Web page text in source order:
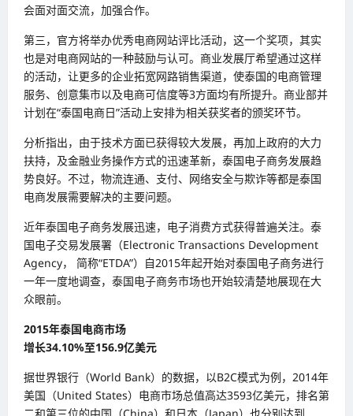
会面对面交流，加强合作。
第三，官方将举办优秀电商网站评比活动，这一个奖项，其实
也是对电商网站的一种鼓励与认可。商业发展厅希望通过这样
的活动，让更多的企业拓宽网路销售渠道，使泰国的电商管理
服务、创意集市以及电商可信度等3方面均有所提升。商业部并
计划在“泰国电商日”活动上安排为相关获奖者的颁奖环节。
分析指出，由于技术方面已获得较大发展，再加上政府的大力
扶持，及金融业务操作方式的迅速革新，泰国电子商务发展趋
势良好。不过，物流连通、支付、网络安全与欺诈等都是泰国
电商发展需要解决的主要问题。
近年泰国电子商务发展迅速，电子消费方式获得普遍关注。泰
国电子交易发展署（Electronic Transactions Development
Agency， 简称“ETDA”）自2015年起开始对泰国电子商务进行
一年一度地调查，泰国电子商务市场也开始较清楚地展现在大
众眼前。
2015年泰国电商市场
增长34.10%至156.9亿美元
据世界银行（World Bank）的数据，以B2C模式为例，2014年
美国（United States）电商市场总值高达3593亿美元，排名第